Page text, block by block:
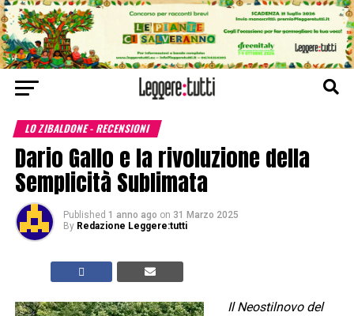
LO ZIBALDONE - RECENSIONI
Dario Gallo e la rivoluzione della
Semplicità Sublimata
Published 1 anno ago on 31 Marzo 2025
By Redazione Leggere:tutti
Il Neostilnovo del